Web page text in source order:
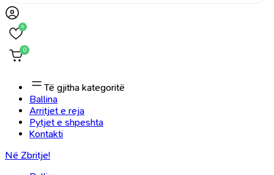
0
0
Të gjitha kategoritë
Ballina
Arritjet e reja
Pytjet e shpeshta
Kontakti
Në Zbritje!